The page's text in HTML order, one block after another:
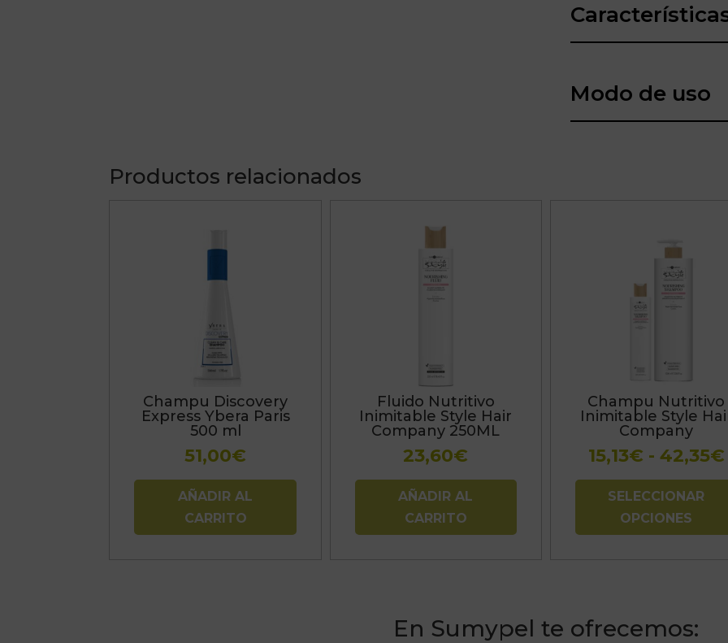
Modo de uso
Productos relacionados
Champu Discovery
Express Ybera Paris
500 ml
51,00€
AÑADIR AL
CARRITO
Fluido Nutritivo
Inimitable Style Hair
Company 250ML
23,60€
AÑADIR AL
CARRITO
Champu Nutritivo
Inimitable Style
Company
15,13€ - 42,35€
SELECCIONAR
OPCIONES
múltiples
variantes.
pueden
elegir
en
página
producto
En Sumypel te ofrecemos: